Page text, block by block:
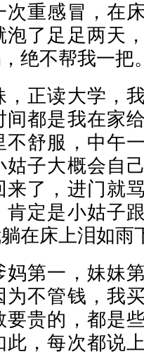
重感冒，在
了足足两天
绝不帮我一把
正读大学，我
间都是我在家
舒服，中午
姑子大概会自
了，进门就
定是小姑子
在床上泪如雨
第一，妹妹第
不管钱，我
贵的，都是
，每次都说